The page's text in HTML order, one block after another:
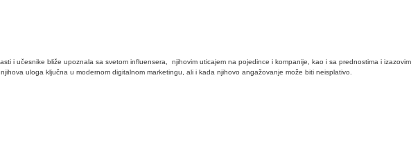
i učesnike bliže upoznala sa svetom influensera, njihovim uticajem na pojedince i kompanije, kao i sa prednostima i
uloga ključna u modernom digitalnom marketingu, ali i kada njihovo angažovanje može biti neisplativo.